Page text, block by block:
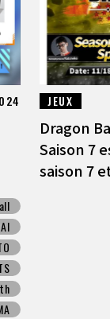
JEUX
Dragon
Saison 7
saison 7